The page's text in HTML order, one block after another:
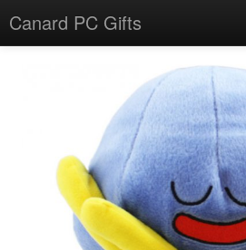
Canard PC Gifts